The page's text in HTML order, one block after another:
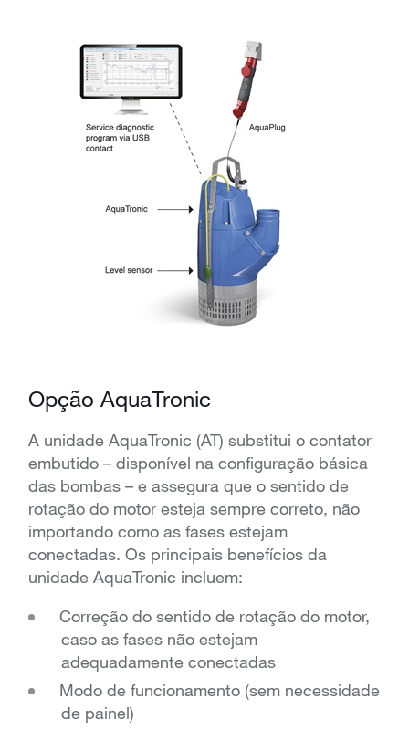
Opção AquaTronic
A unidade AquaTronic (AT) substitui o contator
embutido – disponível na configuração básica
das bombas – e assegura que o sentido de
rotação do motor esteja sempre correto, não
importando como as fases estejam
conectadas. Os principais benefícios da
unidade AquaTronic incluem:
Correção do sentido de rotação do motor,
caso as fases não estejam
adequadamente conectadas
Modo de funcionamento (sem necessidade
de painel)